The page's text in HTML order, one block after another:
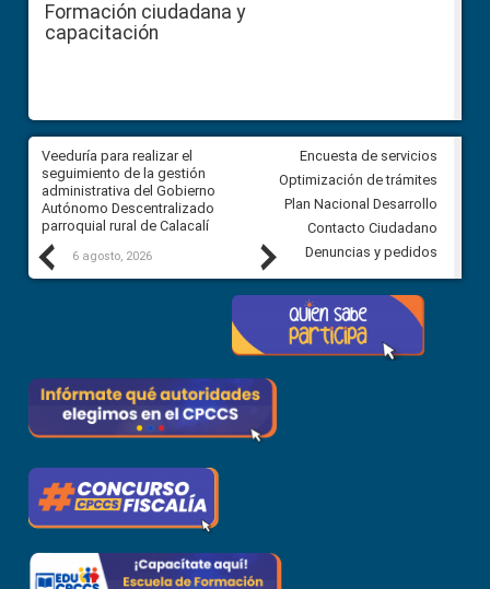
Formación ciudadana y
capacitación
Previous
Veeduría para vigilar los acuerdos,
derivados de la Audiencia Pública
entre el GAD de Ibarra y la
comunidad Urbina, parroquia la
Carolina
5 agosto, 2026
CPCCS convoca a Veeduría
Ciudadana para vigilar el
5 agosto, 2026
Next
Encuesta de servicios
Optimización de trámites
Plan Nacional Desarrollo
Contacto Ciudadano
Denuncias y pedidos